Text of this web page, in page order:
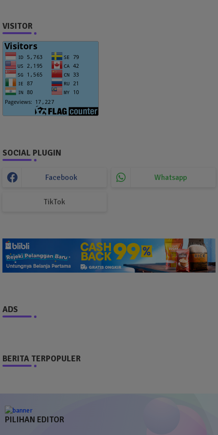
VISITOR
SOCIAL PLUGIN
Facebook Whatsapp
TikTok
ADS
BERITA TERPOPULER
PILIHAN EDITOR